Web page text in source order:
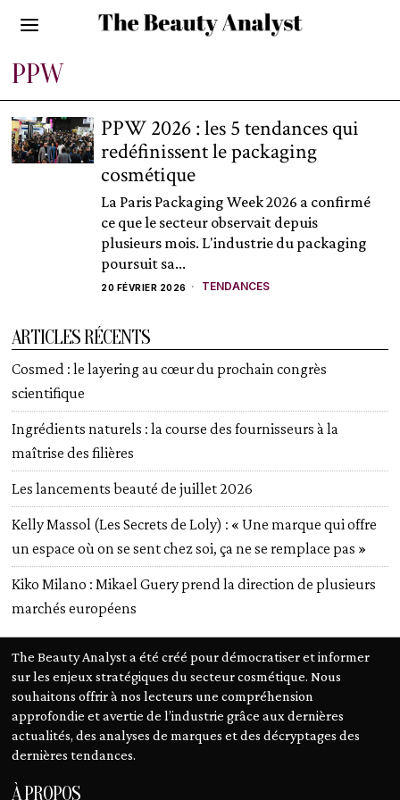
PPW
PPW 2026 : les 5 tendances qui
redéfinissent le packaging
cosmétique
La Paris Packaging Week 2026 a confirmé
ce que le secteur observait depuis
plusieurs mois. L'industrie du packaging
poursuit sa...
20 FÉVRIER 2026 TENDANCES
ARTICLES RÉCENTS
Cosmed : le layering au cœur du prochain congrès
scientifique
Ingrédients naturels : la course des fournisseurs à la
maîtrise des filières
Les lancements beauté de juillet 2026
Kelly Massol (Les Secrets de Loly) : « Une marque qui offre
un espace où on se sent chez soi, ça ne se remplace pas »
Kiko Milano : Mikael Guery prend la direction de plusieurs
marchés européens
The Beauty Analyst a été créé pour démocratiser et informer
sur les enjeux stratégiques du secteur cosmétique. Nous
souhaitons offrir à nos lecteurs une compréhension
approfondie et avertie de l’industrie grâce aux dernières
actualités, des analyses de marques et des décryptages des
dernières tendances.
À PROPOS